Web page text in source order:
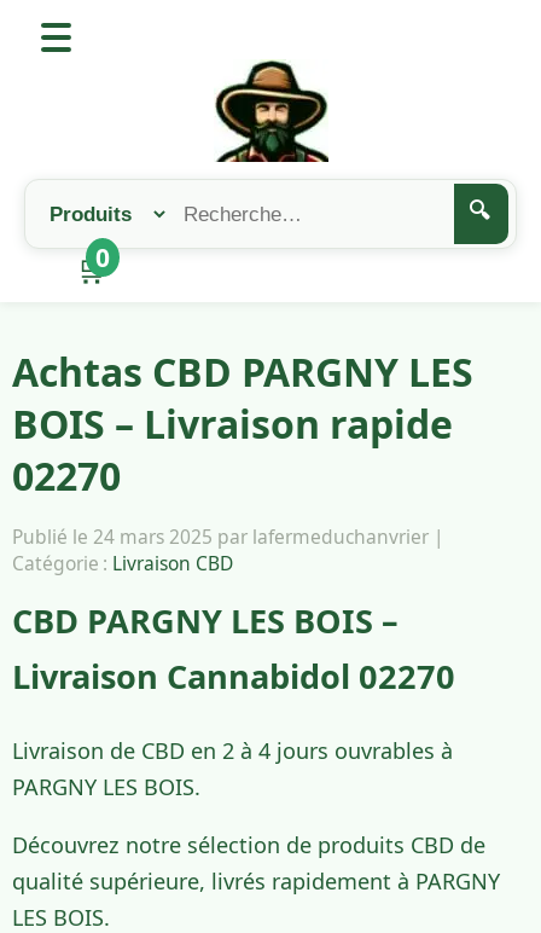
🔍
🛒
0
Achtas CBD PARGNY LES
BOIS – Livraison rapide
02270
Publié le 24 mars 2025 par lafermeduchanvrier |
Catégorie : Livraison CBD
CBD PARGNY LES BOIS –
Livraison Cannabidol 02270
Livraison de CBD en 2 à 4 jours ouvrables à
PARGNY LES BOIS.
Découvrez notre sélection de produits CBD de
qualité supérieure, livrés rapidement à PARGNY
LES BOIS.